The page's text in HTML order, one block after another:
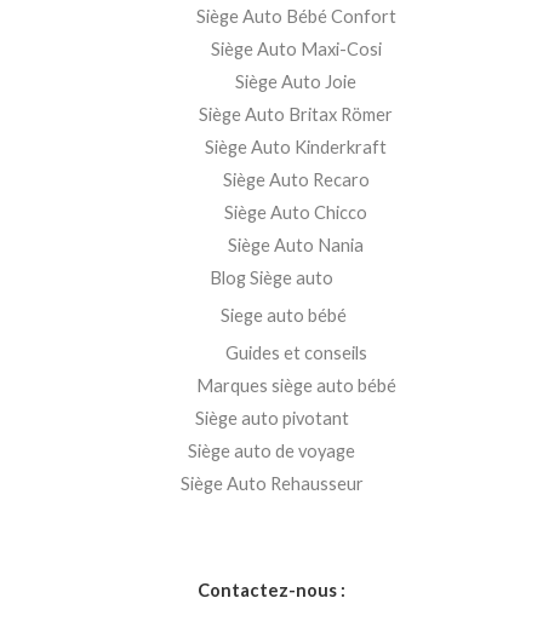
Siège Auto Bébé Confort
Siège Auto Maxi-Cosi
Siège Auto Joie
Siège Auto Britax Römer
Siège Auto Kinderkraft
Siège Auto Recaro
Siège Auto Chicco
Siège Auto Nania
Blog Siège auto
Siege auto bébé
Guides et conseils
Marques siège auto bébé
Siège auto pivotant
Siège auto de voyage
Siège Auto Rehausseur
Contactez-nous :